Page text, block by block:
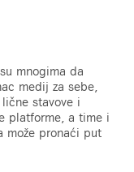
mnogima da
medij za sebe,
stavove i
platforme, a time i
može pronaći put